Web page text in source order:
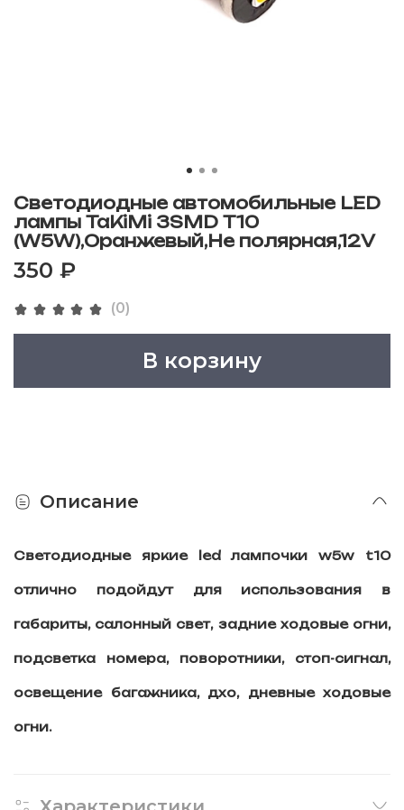
(0)
Светодиодные автомобильные LED
лампы TaKiMi 3SMD T10
(W5W),Оранжевый,Не полярная,12V
350 ₽
В корзину
Описание
Светодиодные яркие led лампочки w5w t10
отлично подойдут для использования в
габариты, салонный свет, задние ходовые огни,
подсветка номера, поворотники, стоп-сигнал,
освещение багажника, дхо, дневные ходовые
огни.